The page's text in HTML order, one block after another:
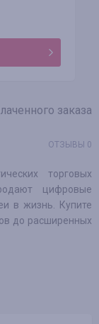
заказа
ОТЗЫВЫ 0
торговых
цифровые
в жизнь. Купите
до расширенных